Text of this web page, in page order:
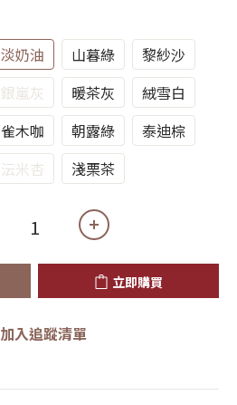
淡奶油 山暮綠
黎紗沙
銀嵐灰 暖茶灰
絨雪白
雀木咖 朝露綠
泰迪棕
沄米杏 淺栗茶
立即購買
加入追蹤清單